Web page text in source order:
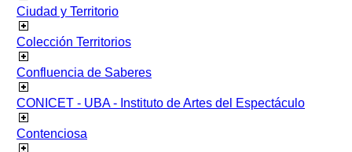
Ciudad y Territorio
Colección Territorios
Confluencia de Saberes
CONICET - UBA - Instituto de Artes del Espectáculo
Contenciosa